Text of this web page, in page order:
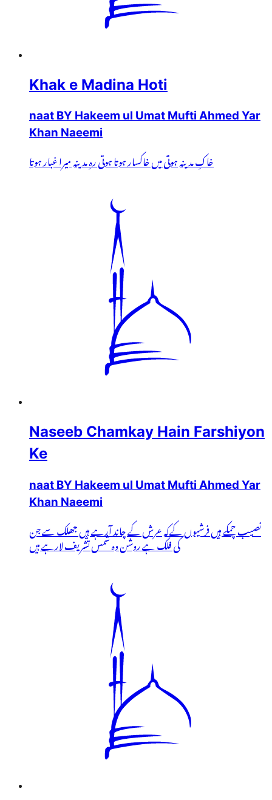
Khak e Madina Hoti
naat BY Hakeem ul Umat Mufti Ahmed Yar
Khan Naeemi
خاکِ مدینہ ہوتی میں خاکسار ہوتا ہوتی رہِ مدینہ میرا غبار ہوتا
Naseeb Chamkay Hain Farshiyon
Ke
naat BY Hakeem ul Umat Mufti Ahmed Yar
Khan Naeemi
نصیب چمکے ہیں فرشیوں کےکہ عرش کے چاند آرہے ہیں جھلک سے جن
کی فلک ہے روشن وہ شمس تشریف لارہے ہیں